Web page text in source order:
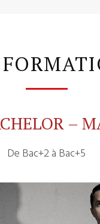
–
De Bac+2 à Bac+5